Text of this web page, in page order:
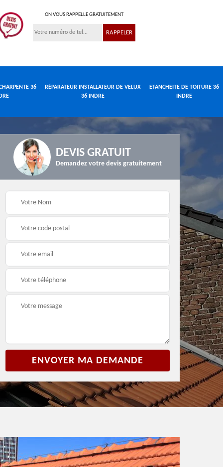
ON VOUS RAPPELLE GRATUITEMENT
36
RÉPARATEUR INSTALLATEUR DE VELUX
36 INDRE
ETANCHEITE DE TOITURE 36
INDRE
Travaux de charpente
36 Indre
Réparateur
installateur de velux
DEVIS GRATUIT
Demandez votre devis gratuitement